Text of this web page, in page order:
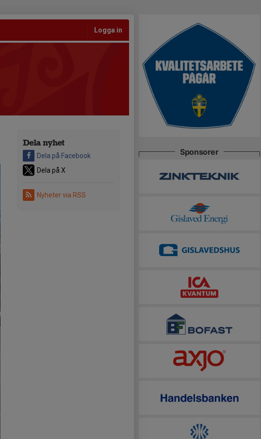
Logga in
Dela nyhet
Dela på Facebook
Dela på X
Nyheter via RSS
Sponsorer